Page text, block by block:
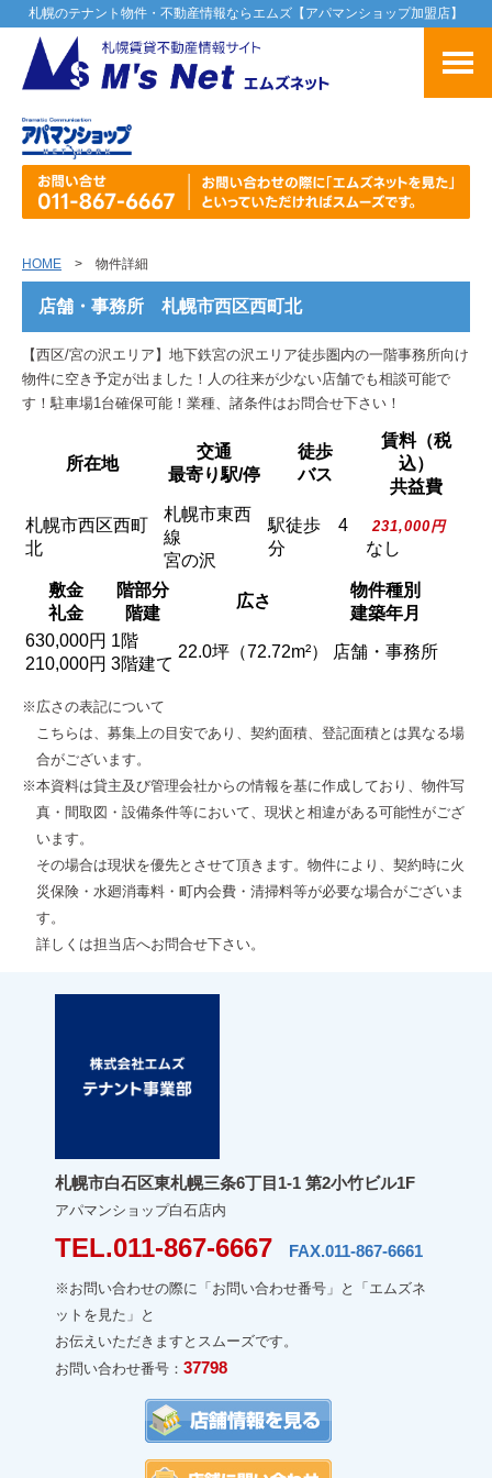
札幌のテナント物件・不動産情報ならエムズ【アパマンショップ加盟店】
HOME > 物件詳細
店舗・事務所 札幌市西区西町北
【西区/宮の沢エリア】地下鉄宮の沢エリア徒歩圏内の一階事務所向け
物件に空き予定が出ました！人の往来が少ない店舗でも相談可能で
す！駐車場1台確保可能！業種、諸条件はお問合せ下さい！
所在地
交通
最寄り駅/停
徒歩
バス
賃料（税
込）
共益費
札幌市西区西町
北
札幌市東西
線
宮の沢
駅徒歩 4
分
231,000円
なし
敷金
礼金
階部分
階建
広さ
物件種別
建築年月
630,000円
210,000円
1階
3階建て
22.0坪（72.72m²） 店舗・事務所
※広さの表記について
こちらは、募集上の目安であり、契約面積、登記面積とは異なる場
合がございます。
※本資料は貸主及び管理会社からの情報を基に作成しており、物件写
真・間取図・設備条件等において、現状と相違がある可能性がござ
います。
その場合は現状を優先とさせて頂きます。物件により、契約時に火
災保険・水廻消毒料・町内会費・清掃料等が必要な場合がございま
す。
詳しくは担当店へお問合せ下さい。
札幌市白石区東札幌三条6丁目1-1 第2小竹ビル1F
アパマンショップ白石店内
TEL.011-867-6667 FAX.011-867-6661
※お問い合わせの際に「お問い合わせ番号」と「エムズネ
ットを見た」と
お伝えいただきますとスムーズです。
お問い合わせ番号： 37798